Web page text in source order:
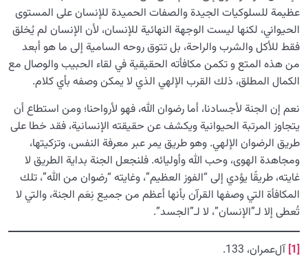
عظيمة للسلوكيات الجيدة والصفات الحميدة للإنسان على المستوى
الحيواني، لكنها ليست الوجهة النهائية للإنسان، لأن الإنسان لم يُخلق
فقط للأكل والشرب والراحة، بل تتوق روحه السامية إلى ما هو أبعد
من هذه المتع و تكمن مكافأته الحقيقية في لقاء الحبيب والوصال مع
الكمال المطلق، ذلك القرب الإلهي الذي لا يمكن وصفه بأي كلام.
نعم إن الجنة لأجسادنا، أما رضوان الله، فهو لأرواحنا؛ ومن استطاع أن
يتجاوز المرتبة الحيوانية ويكشف عن حقيقته الإنسانية، فقد خطا على
طريق الرضوان الإلهي. وهو طريق يمر عبر معرفة النفس، وتزكيتها،
ومجاهدة الهوى، وحب الله وأوليائه. فلنجعل الجنة بداية الطريق لا
غايته، طريقًا يؤدي إلى “الفوز العظيم”، وغايته “رضوان من الله”، تلك
المكافأة التي وصفها القرآن بأنها أعظم من جميع نِعَم الجنة، والتي لا
تُعطى إلا لـ”الإنسان”، لا لـ”الجسد”.
[1]
آل‌عمران، 133.